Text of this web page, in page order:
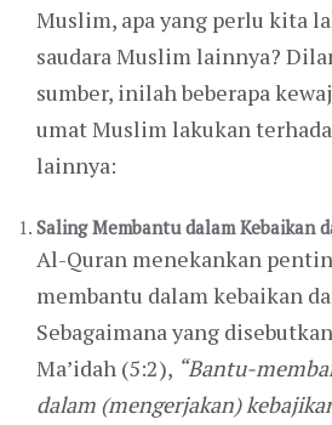
Muslim, apa yang perlu kita
saudara Muslim lainnya?
sumber, inilah beberapa
umat Muslim lakukan
lainnya:
Saling Membantu dalam Kebaikan
Al-Quran menekankan
membantu dalam kebaikan
Sebagaimana yang
Ma’idah (5:2), “Bantu-
dalam (mengerjakan)